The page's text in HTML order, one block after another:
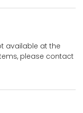
available at the
please contact